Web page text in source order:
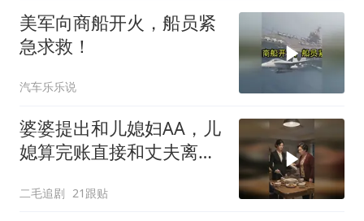
美军向商船开火，船员紧
急求救！
汽车乐乐说
婆婆提出和儿媳妇AA，儿
媳算完账直接和丈夫离
二毛追剧 21跟贴